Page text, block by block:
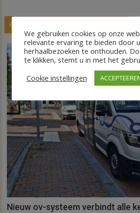
GERELATEERDE BERICHTEN
Nieuw ov-systeem verbindt alle
We gebruiken cookies op onze
relevante ervaring te bieden door
herhaalbezoeken te onthouden.
te klikken, stemt u in met het
Cookie instellingen